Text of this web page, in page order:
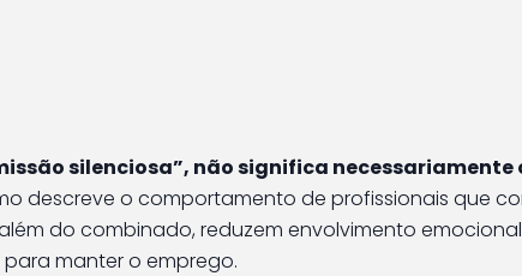
nas empresas: o que
revela sobre
silenciosa”, não significa necessariamente
descreve o comportamento de profissionais que
do combinado, reduzem envolvimento
manter o emprego.